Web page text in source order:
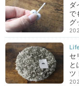
ダ
で
グ
セ
と
ツ